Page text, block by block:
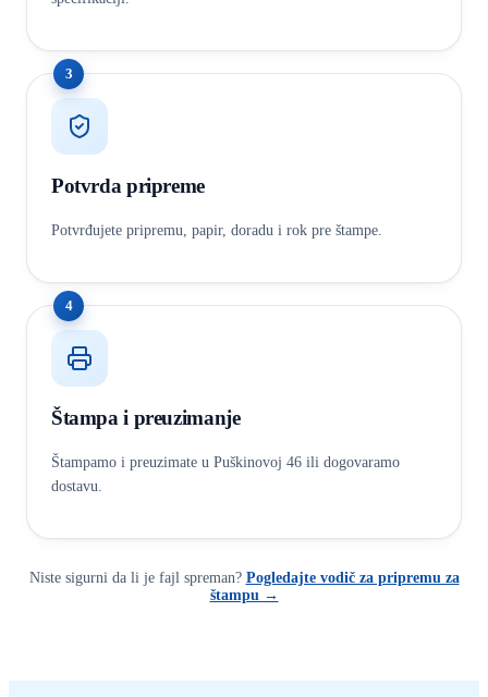
3
Potvrda pripreme
Potvrđujete pripremu, papir, doradu i rok pre štampe.
4
Štampa i preuzimanje
Štampamo i preuzimate u Puškinovoj 46 ili dogovaramo
dostavu.
Niste sigurni da li je fajl spreman? Pogledajte vodič za pripremu za
štampu →